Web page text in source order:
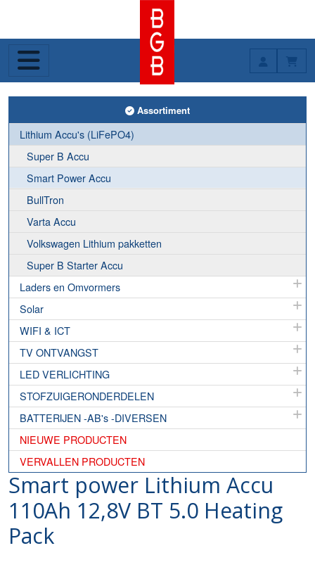
Toggle Assortiment
Assortiment
Lithium Accu's (LiFePO4)
Super B Accu
Smart Power Accu
BullTron
Varta Accu
Volkswagen Lithium pakketten
Super B Starter Accu
Laders en Omvormers
Solar
WIFI & ICT
TV ONTVANGST
LED VERLICHTING
STOFZUIGERONDERDELEN
BATTERIJEN -AB's -DIVERSEN
NIEUWE PRODUCTEN
VERVALLEN PRODUCTEN
Smart power Lithium Accu
110Ah 12,8V BT 5.0 Heating
Pack